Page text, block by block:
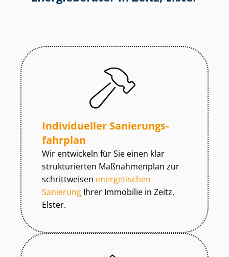
Individueller Sa­nie­rungs­
fahr­plan
Wir entwickeln für Sie einen klar
strukturierten Maßnahmenplan zur
schrittweisen energetischen
Sanierung Ihrer Immobilie in Zeitz,
Elster.